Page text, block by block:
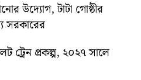
উদ্যোগ, টাটা গোষ্ঠীর
সরকারের
ট্রেন প্রকল্প, ২০২৭ সালে